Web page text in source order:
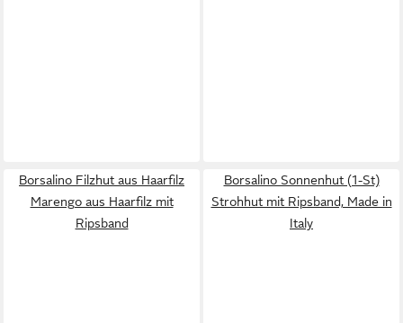
Borsalino Filzhut aus Haarfilz
Marengo aus Haarfilz mit
Ripsband
Borsalino Sonnenhut (1-St)
Strohhut mit Ripsband, Made in
Italy